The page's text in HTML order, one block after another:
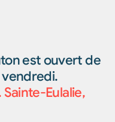
est ouvert de
vendredi.
Sainte-Eulalie,